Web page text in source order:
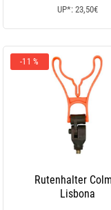
UP*: 23,50€
-11 %
Rutenhalter
Lisbona